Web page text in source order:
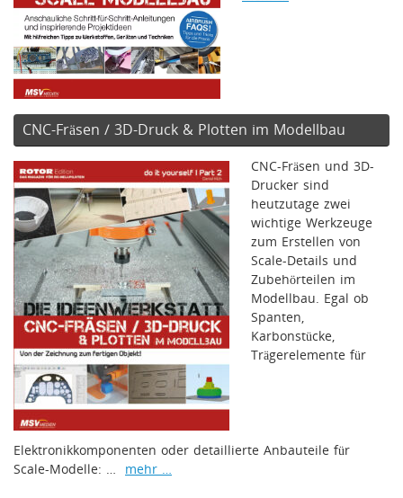
CNC-Fräsen / 3D-Druck & Plotten im Modellbau
CNC-Fräsen und 3D-
Drucker sind
heutzutage zwei
wichtige Werkzeuge
zum Erstellen von
Scale-Details und
Zubehörteilen im
Modellbau. Egal ob
Spanten,
Karbonstücke,
Trägerelemente für
Elektronikkomponenten oder detaillierte Anbauteile für
Scale-Modelle: … mehr …